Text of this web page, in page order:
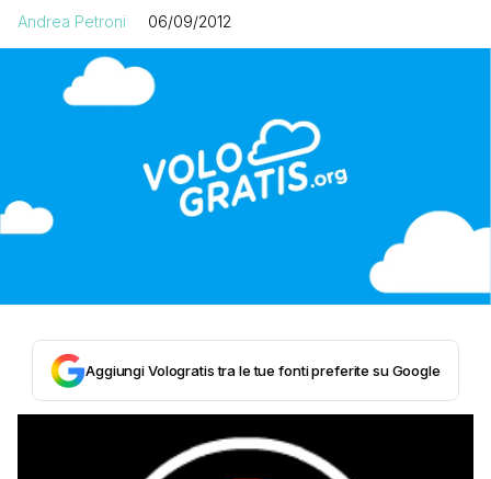
Andrea Petroni 06/09/2012
Aggiungi Vologratis tra le tue fonti preferite su Google